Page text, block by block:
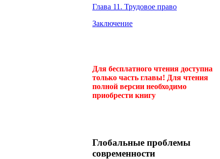
Глава 11. Трудовое право
Заключение
Для бесплатного чтения доступна
только часть главы! Для чтения
полной версии необходимо
приобрести книгу
Глобальные проблемы
современности